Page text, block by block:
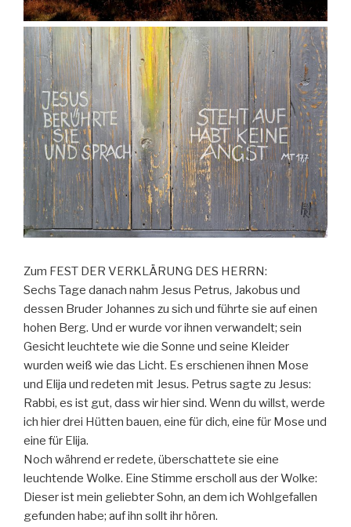
Zum FEST DER VERKLÄRUNG DES HERRN:
Sechs Tage danach nahm Jesus Petrus, Jakobus und
dessen Bruder Johannes zu sich und führte sie auf einen
hohen Berg. Und er wurde vor ihnen verwandelt; sein
Gesicht leuchtete wie die Sonne und seine Kleider
wurden weiß wie das Licht. Es erschienen ihnen Mose
und Elija und redeten mit Jesus. Petrus sagte zu Jesus:
Rabbi, es ist gut, dass wir hier sind. Wenn du willst, werde
ich hier drei Hütten bauen, eine für dich, eine für Mose und
eine für Elija.
Noch während er redete, überschattete sie eine
leuchtende Wolke. Eine Stimme erscholl aus der Wolke:
Dieser ist mein geliebter Sohn, an dem ich Wohlgefallen
gefunden habe; auf ihn sollt ihr hören.